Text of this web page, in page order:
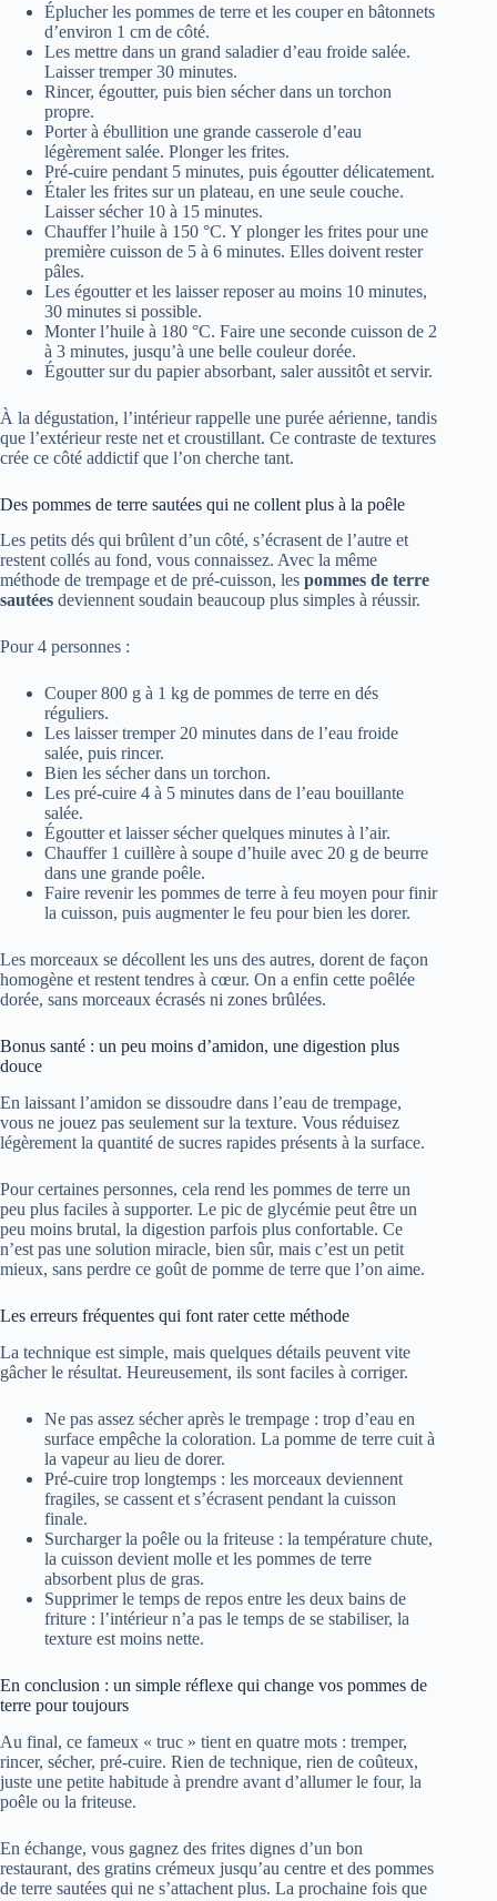
Éplucher les pommes de terre et les couper en bâtonnets
d’environ 1 cm de côté.
Les mettre dans un grand saladier d’eau froide salée.
Laisser tremper 30 minutes.
Rincer, égoutter, puis bien sécher dans un torchon
propre.
Porter à ébullition une grande casserole d’eau
légèrement salée. Plonger les frites.
Pré‑cuire pendant 5 minutes, puis égoutter délicatement.
Étaler les frites sur un plateau, en une seule couche.
Laisser sécher 10 à 15 minutes.
Chauffer l’huile à 150 °C. Y plonger les frites pour une
première cuisson de 5 à 6 minutes. Elles doivent rester
pâles.
Les égoutter et les laisser reposer au moins 10 minutes,
30 minutes si possible.
Monter l’huile à 180 °C. Faire une seconde cuisson de 2
à 3 minutes, jusqu’à une belle couleur dorée.
Égoutter sur du papier absorbant, saler aussitôt et servir.
À la dégustation, l’intérieur rappelle une purée aérienne, tandis
que l’extérieur reste net et croustillant. Ce contraste de textures
crée ce côté addictif que l’on cherche tant.
Des pommes de terre sautées qui ne collent plus à la poêle
Les petits dés qui brûlent d’un côté, s’écrasent de l’autre et
restent collés au fond, vous connaissez. Avec la même
méthode de trempage et de pré‑cuisson, les pommes de terre
sautées deviennent soudain beaucoup plus simples à réussir.
Pour 4 personnes :
Couper 800 g à 1 kg de pommes de terre en dés
réguliers.
Les laisser tremper 20 minutes dans de l’eau froide
salée, puis rincer.
Bien les sécher dans un torchon.
Les pré‑cuire 4 à 5 minutes dans de l’eau bouillante
salée.
Égoutter et laisser sécher quelques minutes à l’air.
Chauffer 1 cuillère à soupe d’huile avec 20 g de beurre
dans une grande poêle.
Faire revenir les pommes de terre à feu moyen pour finir
la cuisson, puis augmenter le feu pour bien les dorer.
Les morceaux se décollent les uns des autres, dorent de façon
homogène et restent tendres à cœur. On a enfin cette poêlée
dorée, sans morceaux écrasés ni zones brûlées.
Bonus santé : un peu moins d’amidon, une digestion plus
douce
En laissant l’amidon se dissoudre dans l’eau de trempage,
vous ne jouez pas seulement sur la texture. Vous réduisez
légèrement la quantité de sucres rapides présents à la surface.
Pour certaines personnes, cela rend les pommes de terre un
peu plus faciles à supporter. Le pic de glycémie peut être un
peu moins brutal, la digestion parfois plus confortable. Ce
n’est pas une solution miracle, bien sûr, mais c’est un petit
mieux, sans perdre ce goût de pomme de terre que l’on aime.
Les erreurs fréquentes qui font rater cette méthode
La technique est simple, mais quelques détails peuvent vite
gâcher le résultat. Heureusement, ils sont faciles à corriger.
Ne pas assez sécher après le trempage : trop d’eau en
surface empêche la coloration. La pomme de terre cuit à
la vapeur au lieu de dorer.
Pré‑cuire trop longtemps : les morceaux deviennent
fragiles, se cassent et s’écrasent pendant la cuisson
finale.
Surcharger la poêle ou la friteuse : la température chute,
la cuisson devient molle et les pommes de terre
absorbent plus de gras.
Supprimer le temps de repos entre les deux bains de
friture : l’intérieur n’a pas le temps de se stabiliser, la
texture est moins nette.
En conclusion : un simple réflexe qui change vos pommes de
terre pour toujours
Au final, ce fameux « truc » tient en quatre mots : tremper,
rincer, sécher, pré‑cuire. Rien de technique, rien de coûteux,
juste une petite habitude à prendre avant d’allumer le four, la
poêle ou la friteuse.
En échange, vous gagnez des frites dignes d’un bon
restaurant, des gratins crémeux jusqu’au centre et des pommes
de terre sautées qui ne s’attachent plus. La prochaine fois que